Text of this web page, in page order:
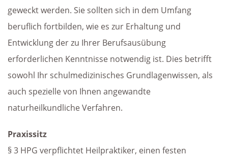
geweckt werden. Sie sollten sich in dem Umfang
beruflich fortbilden, wie es zur Erhaltung und
Entwicklung der zu Ihrer Berufsausübung
erforderlichen Kenntnisse notwendig ist. Dies betrifft
sowohl Ihr schulmedizinisches Grundlagenwissen, als
auch spezielle von Ihnen angewandte
naturheilkundliche Verfahren.
Praxissitz
§ 3 HPG verpflichtet Heilpraktiker, einen festen